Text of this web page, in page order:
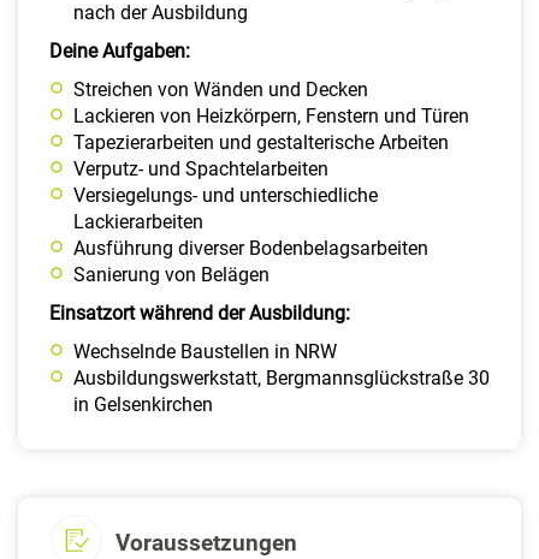
nach der Ausbildung
Deine Aufgaben: ​
Streichen von Wänden und Decken
Lackieren von Heizkörpern, Fenstern und Türen
Tapezierarbeiten und gestalterische Arbeiten
Verputz- und Spachtelarbeiten
Versiegelungs- und unterschiedliche
Lackierarbeiten
Ausführung diverser Bodenbelagsarbeiten
Sanierung von Belägen
Einsatzort während der Ausbildung:
Wechselnde Baustellen in NRW
Ausbildungswerkstatt, Bergmannsglückstraße 30
in Gelsenkirchen
Voraussetzungen